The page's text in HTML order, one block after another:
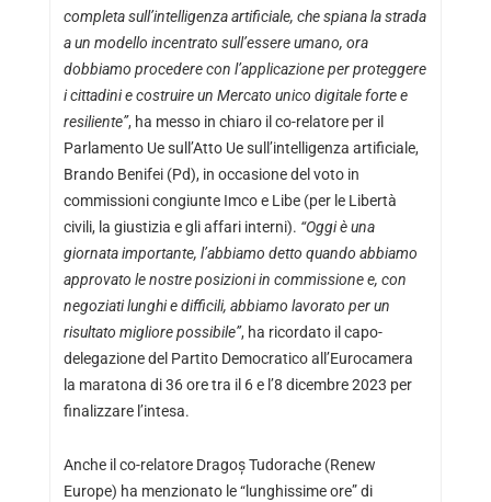
completa sull’intelligenza artificiale, che spiana la strada
a un modello incentrato sull’essere umano, ora
dobbiamo procedere con l’applicazione per proteggere
i cittadini e costruire un Mercato unico digitale forte e
resiliente”, ha messo in chiaro il co-relatore per il
Parlamento Ue sull’Atto Ue sull’intelligenza artificiale,
Brando Benifei (Pd), in occasione del voto in
commissioni congiunte Imco e Libe (per le Libertà
civili, la giustizia e gli affari interni). “Oggi è una
giornata importante, l’abbiamo detto quando abbiamo
approvato le nostre posizioni in commissione e, con
negoziati lunghi e difficili, abbiamo lavorato per un
risultato migliore possibile”, ha ricordato il capo-
delegazione del Partito Democratico all’Eurocamera
la maratona di 36 ore tra il 6 e l’8 dicembre 2023 per
finalizzare l’intesa.
Anche il co-relatore Dragoș Tudorache (Renew
Europe) ha menzionato le “lunghissime ore” di